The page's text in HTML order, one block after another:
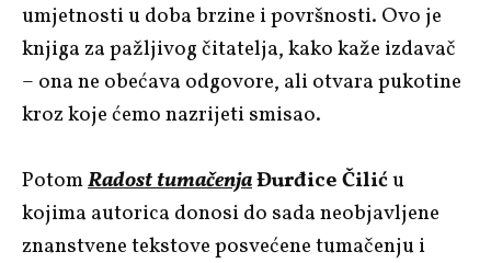
umjetnosti u doba brzine i površnosti. Ovo je
knjiga za pažljivog čitatelja, kako kaže izdavač
– ona ne obećava odgovore, ali otvara pukotine
kroz koje ćemo nazrijeti smisao.
PotomRadost tumačenjaĐurđice Čiliću
kojima autorica donosi do sada neobjavljene
znanstvene tekstove posvećene tumačenju i